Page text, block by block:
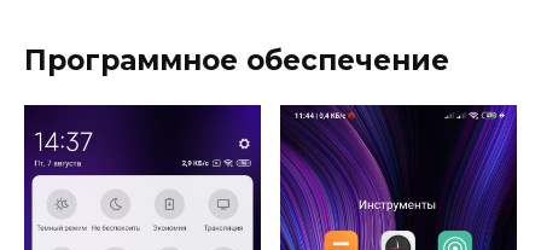
Программное обеспечение